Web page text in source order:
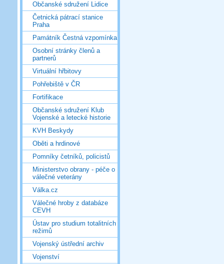
Občanské sdružení Lidice
Četnická pátrací stanice
Praha
Památník Čestná vzpomínka
Osobní stránky členů a
partnerů
Virtuální hřbitovy
Pohřebiště v ČR
Fortifikace
Občanské sdružení Klub
Vojenské a letecké historie
KVH Beskydy
Oběti a hrdinové
Pomníky četníků, policistů
Ministerstvo obrany - péče o
válečné veterány
Válka.cz
Válečné hroby z databáze
CEVH
Ústav pro studium totalitních
režimů
Vojenský ústřední archiv
Vojenství